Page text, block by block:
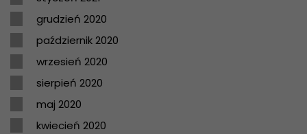
grudzień 2020
październik 2020
wrzesień 2020
sierpień 2020
maj 2020
kwiecień 2020